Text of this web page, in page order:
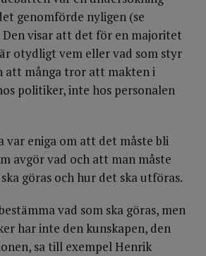
ge­nomförde nyligen (se
visar att det för en majoritet
otydligt vem eller vad som styr
att många tror att makten i
politiker, inte hos personalen
var eniga om att det måste bli
avgör vad och att man måste
göras och hur det ska utföras.
vad som ska göras, men
har inte den kunskapen, den
sa till exempel Henrik